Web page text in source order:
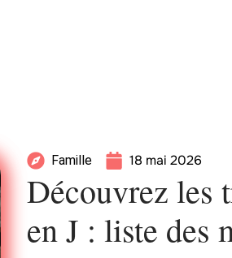
Famille 18 mai 2026
Découvrez les
en J : liste des